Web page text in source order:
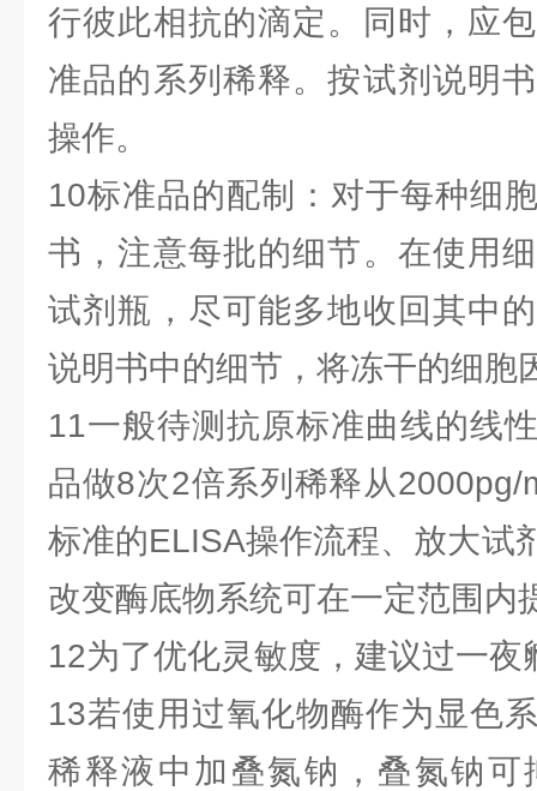
行彼此相抗的滴定。同时，应
准品的系列稀释。按试剂说明
操作。
10标准品的配制：对于每种细
书，注意每批的细节。在使用
试剂瓶，尽可能多地收回其中
说明书中的细节，将冻干的细胞
11一般待测抗原标准曲线的线
品做8次2倍系列稀释从2000pg/
标准的ELISA操作流程、放大试
改变酶底物系统可在一定范围内
12为了优化灵敏度，建议过一夜
13若使用过氧化物酶作为显色
稀释液中加叠氮钠，叠氮钠可